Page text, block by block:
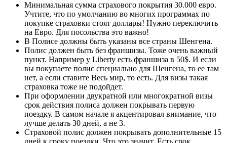
Минимальная сумма страхового покрытия 30.000 евро.
Учтите, что по умолчанию во многих программах по
покупке страховки стоят доллары! Нужно переключить
на Евро. Для посольства это важно!
В Полисе должны быть указаны все страны Шенгена.
Полис должен быть без франшизы. Тоже очень важный
пункт. Например у Liberty есть франшиза в 50$. И если
вы покупаете полис специально для Шенгена, то ее там
нет, а если ставите Весь мир, то есть. Для визы такая
страховка тоже не подойдет.
При оформлении двукратной или многократной визы
срок действия полиса должен покрывать первую
поездку. В самом начале я акцентировал внимание, что
лучше делать 30 дней, а не 3.
Страховой полис должен покрывать дополнительные 15
дней к сроку поездки. Что это значит. Есть срок